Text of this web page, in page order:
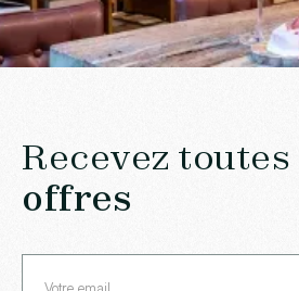
Recevez toutes
offres